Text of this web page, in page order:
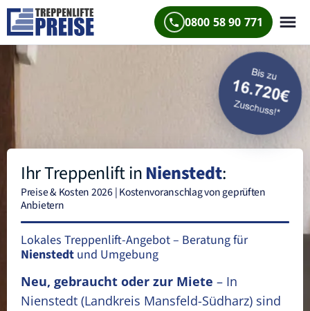
0800 58 90 771
Ihr Treppenlift inNienstedt:
Preise & Kosten 2026 | Kostenvoranschlag von geprüften
Anbietern
Lokales Treppenlift-Angebot – Beratung für
Nienstedt und Umgebung
Neu, gebraucht oder zur Miete – In
Nienstedt (Landkreis Mansfeld-Südharz) sind